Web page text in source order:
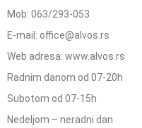
Mob: 063/293-053
E-mail: office@alvos.rs
Web adresa: www.alvos.rs
Radnim danom od 07-20h
Subotom od 07-15h
Nedeljom – neradni dan